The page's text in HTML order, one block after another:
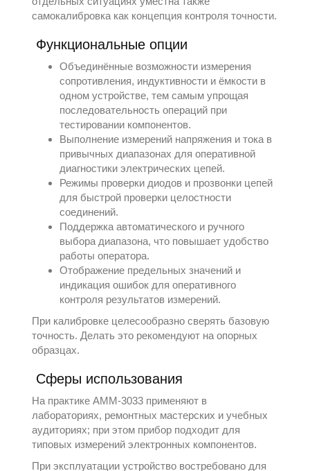
самокалибровка как концепция контроля точности.
Функциональные опции
Объединённые возможности измерения
сопротивления, индуктивности и ёмкости в
одном устройстве, тем самым упрощая
последовательность операций при
тестировании компонентов.
Выполнение измерений напряжения и тока в
привычных диапазонах для оперативной
диагностики электрических цепей.
Режимы проверки диодов и прозвонки цепей
для быстрой проверки целостности
соединений.
Поддержка автоматического и ручного
выбора диапазона, что повышает удобство
работы оператора.
Отображение предельных значений и
индикация ошибок для оперативного
контроля результатов измерений.
При калибровке целесообразно сверять базовую
точность. Делать это рекомендуют на опорных
образцах.
Сферы использования
На практике АММ-3033 применяют в
лабораториях, ремонтных мастерских и учебных
аудиториях; при этом прибор подходит для
типовых измерений электронных компонентов.
При эксплуатации устройство востребовано для